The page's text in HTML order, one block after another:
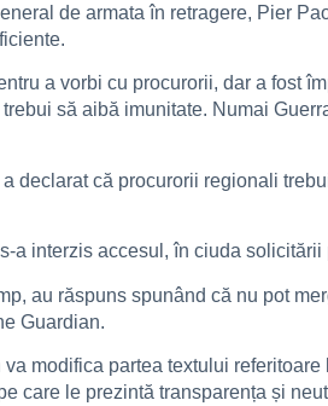
de armata în retragere, Pier
a vorbi cu procurorii, dar a fost
să aibă imunitate. Numai
declarat că procurorii regionali
a interzis accesul, în ciuda solicitării
au răspuns spunând că nu pot
Guardian.
modifica partea textului
care le prezintă transparența și